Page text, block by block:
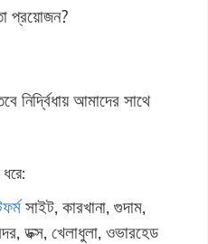
প্রয়োজন?
আমাদের সাথে
সাইট, কারখানা, গুদাম,
ডক্স, খেলাধুলা, ওভারহেড